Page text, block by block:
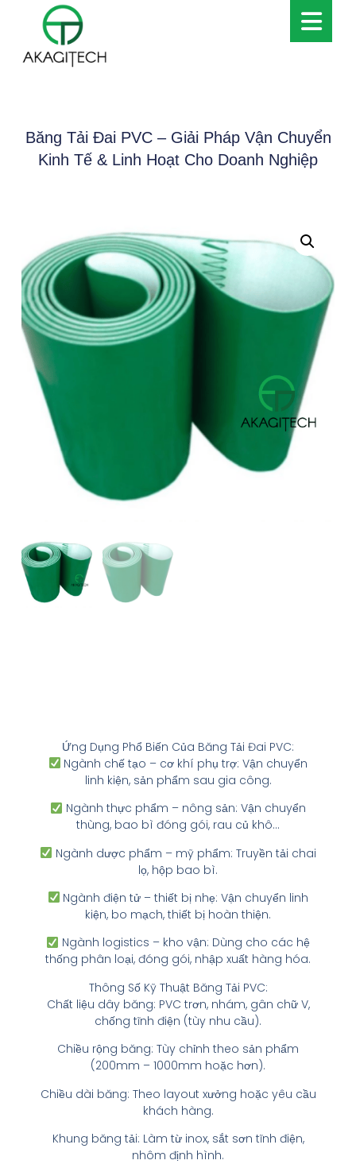
Băng Tải Đai PVC – Giải Pháp Vận Chuyển
Kinh Tế & Linh Hoạt Cho Doanh Nghiệp
Ứng Dụng Phổ Biến Của Băng Tải Đai PVC:
Ngành chế tạo – cơ khí phụ trợ: Vận chuyển
linh kiện, sản phẩm sau gia công.
Ngành thực phẩm – nông sản: Vận chuyển
thùng, bao bì đóng gói, rau củ khô…
Ngành dược phẩm – mỹ phẩm: Truyền tải chai
lọ, hộp bao bì.
Ngành điện tử – thiết bị nhẹ: Vận chuyển linh
kiện, bo mạch, thiết bị hoàn thiện.
Ngành logistics – kho vận: Dùng cho các hệ
thống phân loại, đóng gói, nhập xuất hàng hóa.
Thông Số Kỹ Thuật Băng Tải PVC:
Chất liệu dây băng: PVC trơn, nhám, gân chữ V,
chống tĩnh điện (tùy nhu cầu).
Chiều rộng băng: Tùy chỉnh theo sản phẩm
(200mm – 1000mm hoặc hơn).
Chiều dài băng: Theo layout xưởng hoặc yêu cầu
khách hàng.
Khung băng tải: Làm từ inox, sắt sơn tĩnh điện,
nhôm định hình.